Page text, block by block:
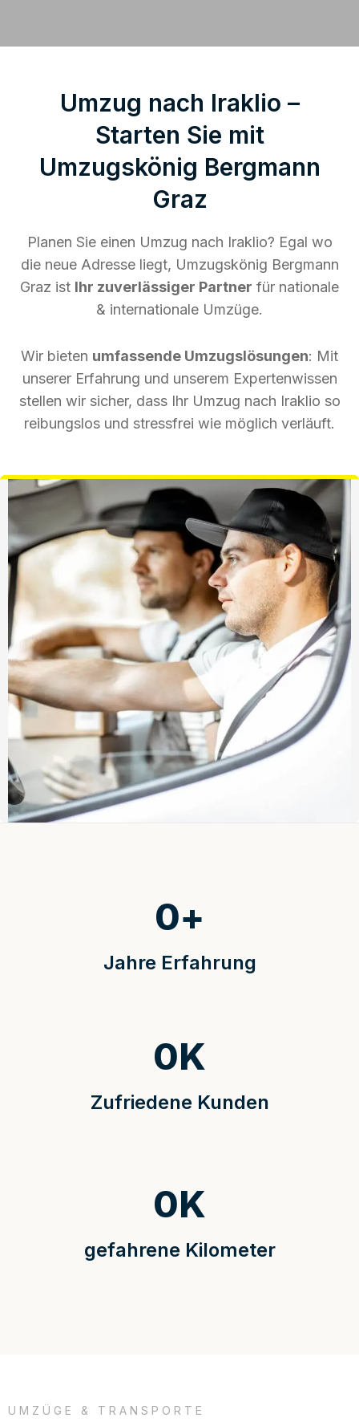
Umzug nach Iraklio –
Starten Sie mit
Umzugskönig Bergmann
Graz
Planen Sie einen Umzug nach Iraklio? Egal wo
die neue Adresse liegt, Umzugskönig Bergmann
Graz ist Ihr zuverlässiger Partner für nationale
& internationale Umzüge.
Wir bieten umfassende Umzugslösungen: Mit
unserer Erfahrung und unserem Expertenwissen
stellen wir sicher, dass Ihr Umzug nach Iraklio so
reibungslos und stressfrei wie möglich verläuft.
Jahre Erfahrung
0+
Zufriedene Kunden
0K
gefahrene Kilometer
0K
UMZÜGE & TRANSPORTE